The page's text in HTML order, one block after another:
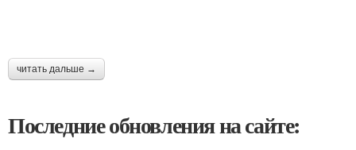
читать дальше →
Последние обновления на сайте: